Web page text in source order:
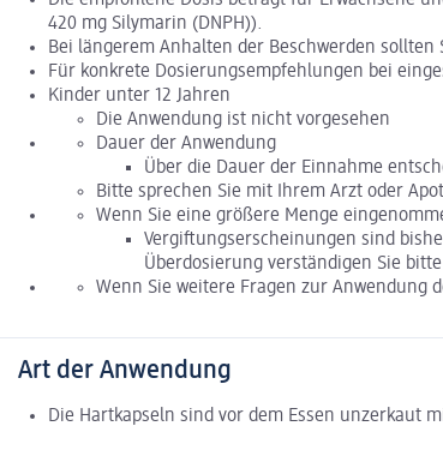
420 mg Silymarin (DNPH)).
Bei längerem Anhalten der Beschwerden sollten
Für konkrete Dosierungsempfehlungen bei
Kinder unter 12 Jahren
Die Anwendung ist nicht vorgesehen
Dauer der Anwendung
Über die Dauer der Einnahme
Bitte sprechen Sie mit Ihrem Arzt oder
Wenn Sie eine größere Menge
Vergiftungserscheinungen sind
Überdosierung verständigen Sie
Wenn Sie weitere Fragen zur Anwendung
Art der Anwendung
Die Hartkapseln sind vor dem Essen unzerkaut